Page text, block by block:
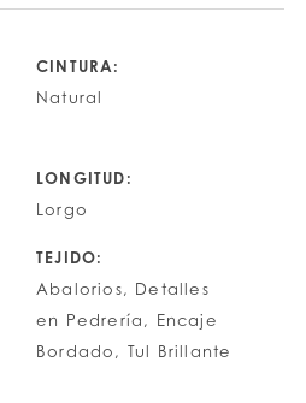
CINTURA:
Natural
LONGITUD:
Lorgo
TEJIDO:
Abalorios, Detalles
en Pedrería, Encaje
Bordado, Tul Brillante